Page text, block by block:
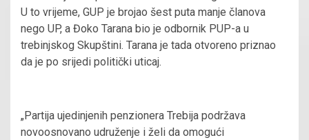
U to vrijeme, GUP je brojao šest puta manje članova
nego UP, a Đoko Tarana bio je odbornik PUP-a u
trebinjskog Skupštini. Tarana je tada otvoreno priznao
da je po srijedi politički uticaj.
„Partija ujedinjenih penzionera Trebija podržava
novoosnovano udruženje i želi da omogući